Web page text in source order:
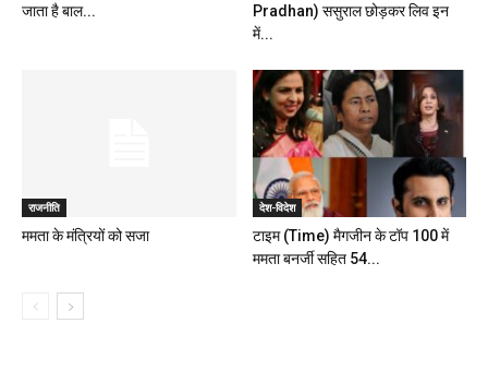
जाता है बाल...
Pradhan) ससुराल छोड़कर लिव इन
में...
राजनीति
ममता के मंत्रियों को सजा
देश-विदेश
टाइम (Time) मैगजीन के टॉप 100 में
ममता बनर्जी सहित 54...